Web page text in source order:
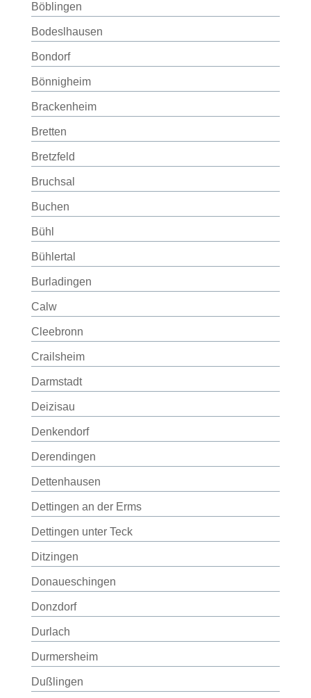
Böblingen
Bodeslhausen
Bondorf
Bönnigheim
Brackenheim
Bretten
Bretzfeld
Bruchsal
Buchen
Bühl
Bühlertal
Burladingen
Calw
Cleebronn
Crailsheim
Darmstadt
Deizisau
Denkendorf
Derendingen
Dettenhausen
Dettingen an der Erms
Dettingen unter Teck
Ditzingen
Donaueschingen
Donzdorf
Durlach
Durmersheim
Dußlingen